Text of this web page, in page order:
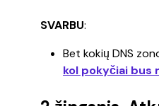
SVARBU:
Bet kokių DNS
kol pokyčiai bus